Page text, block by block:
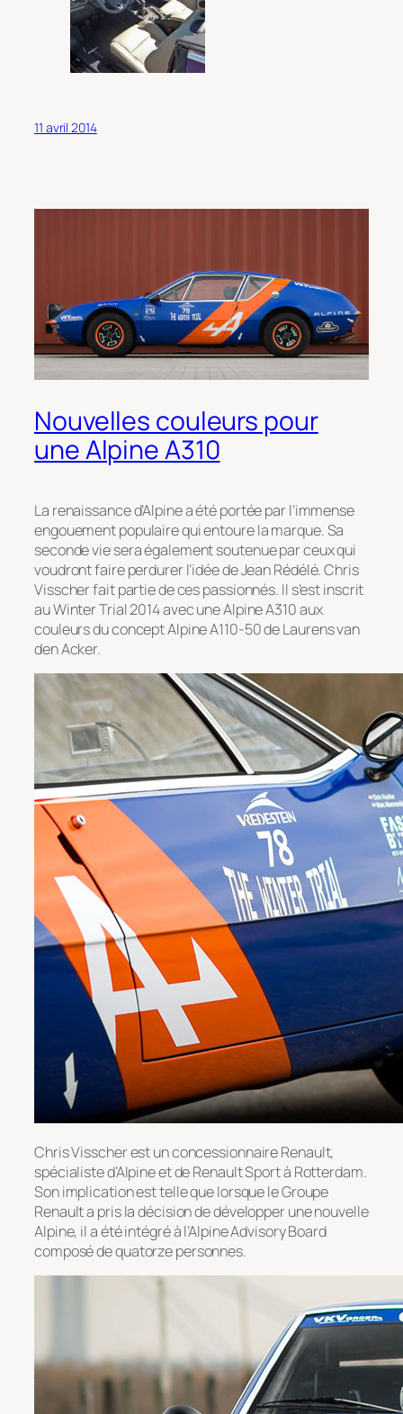
11 avril 2014
Nouvelles couleurs pour
une Alpine A310
La renaissance d’Alpine a été portée par l’immense
engouement populaire qui entoure la marque. Sa
seconde vie sera également soutenue par ceux qui
voudront faire perdurer l’idée de Jean Rédélé. Chris
Visscher fait partie de ces passionnés. Il s’est inscrit
au Winter Trial 2014 avec une Alpine A310 aux
couleurs du concept Alpine A110-50 de Laurens van
den Acker.
Chris Visscher est un concessionnaire Renault,
spécialiste d’Alpine et de Renault Sport à Rotterdam.
Son implication est telle que lorsque le Groupe
Renault a pris la décision de développer une nouvelle
Alpine, il a été intégré à l’Alpine Advisory Board
composé de quatorze personnes.